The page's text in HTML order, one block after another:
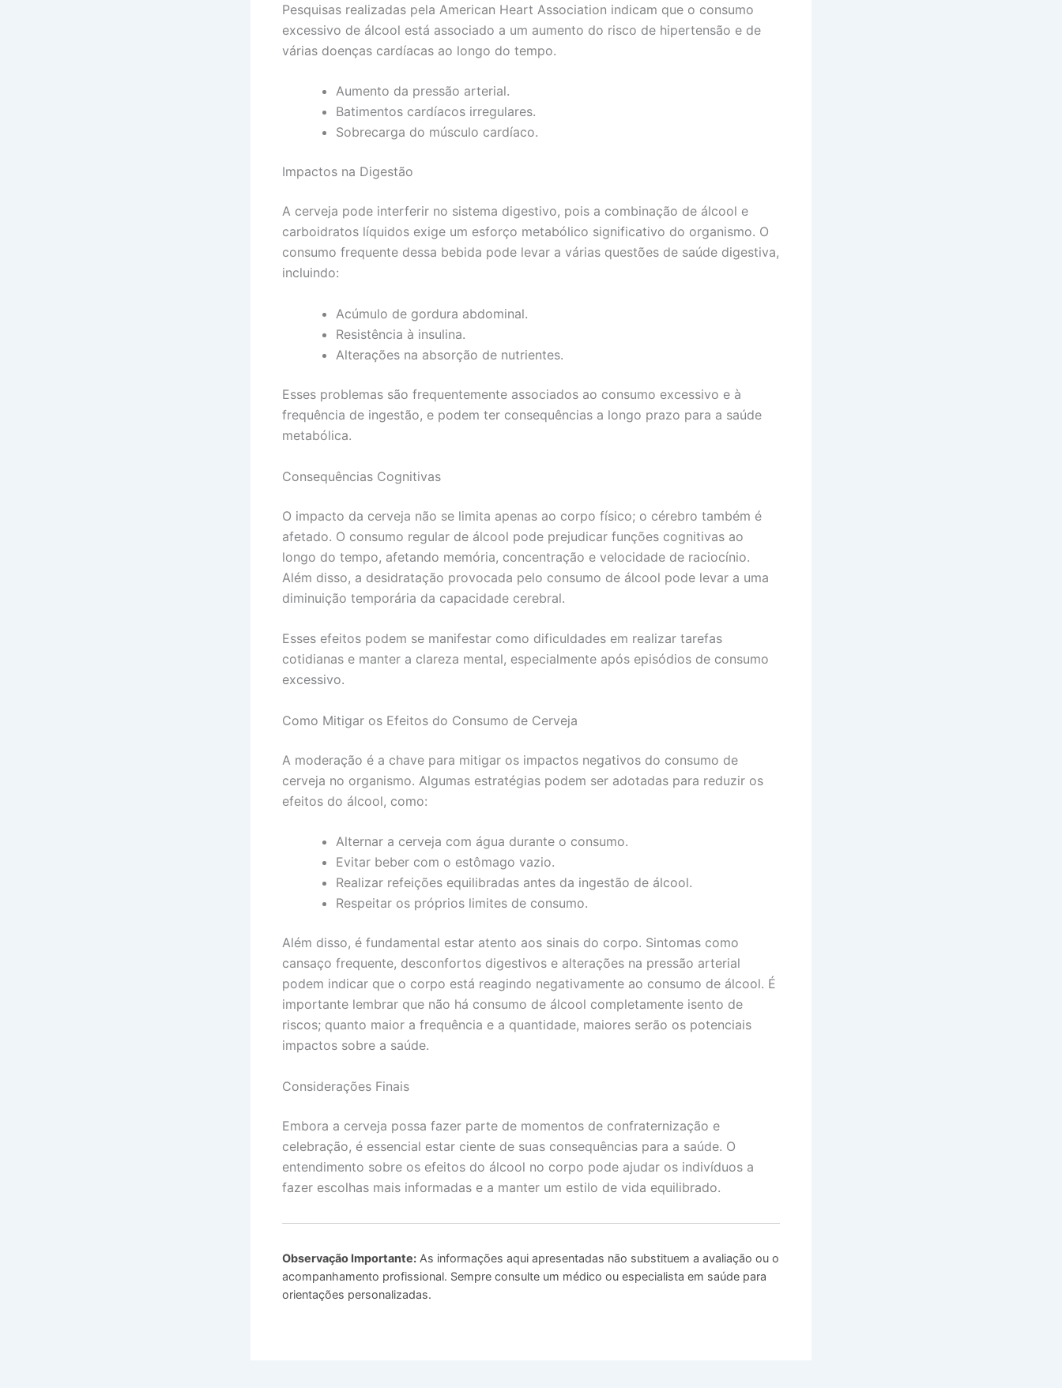
Pesquisas realizadas pela American Heart Association indicam que o consumo
excessivo de álcool está associado a um aumento do risco de hipertensão e de
várias doenças cardíacas ao longo do tempo.
Aumento da pressão arterial.
Batimentos cardíacos irregulares.
Sobrecarga do músculo cardíaco.
Impactos na Digestão
A cerveja pode interferir no sistema digestivo, pois a combinação de álcool e
carboidratos líquidos exige um esforço metabólico significativo do organismo. O
consumo frequente dessa bebida pode levar a várias questões de saúde digestiva,
incluindo:
Acúmulo de gordura abdominal.
Resistência à insulina.
Alterações na absorção de nutrientes.
Esses problemas são frequentemente associados ao consumo excessivo e à
frequência de ingestão, e podem ter consequências a longo prazo para a saúde
metabólica.
Consequências Cognitivas
O impacto da cerveja não se limita apenas ao corpo físico; o cérebro também é
afetado. O consumo regular de álcool pode prejudicar funções cognitivas ao
longo do tempo, afetando memória, concentração e velocidade de raciocínio.
Além disso, a desidratação provocada pelo consumo de álcool pode levar a uma
diminuição temporária da capacidade cerebral.
Esses efeitos podem se manifestar como dificuldades em realizar tarefas
cotidianas e manter a clareza mental, especialmente após episódios de consumo
excessivo.
Como Mitigar os Efeitos do Consumo de Cerveja
A moderação é a chave para mitigar os impactos negativos do consumo de
cerveja no organismo. Algumas estratégias podem ser adotadas para reduzir os
efeitos do álcool, como:
Alternar a cerveja com água durante o consumo.
Evitar beber com o estômago vazio.
Realizar refeições equilibradas antes da ingestão de álcool.
Respeitar os próprios limites de consumo.
Além disso, é fundamental estar atento aos sinais do corpo. Sintomas como
cansaço frequente, desconfortos digestivos e alterações na pressão arterial
podem indicar que o corpo está reagindo negativamente ao consumo de álcool. É
importante lembrar que não há consumo de álcool completamente isento de
riscos; quanto maior a frequência e a quantidade, maiores serão os potenciais
impactos sobre a saúde.
Considerações Finais
Embora a cerveja possa fazer parte de momentos de confraternização e
celebração, é essencial estar ciente de suas consequências para a saúde. O
entendimento sobre os efeitos do álcool no corpo pode ajudar os indivíduos a
fazer escolhas mais informadas e a manter um estilo de vida equilibrado.
Observação Importante: As informações aqui apresentadas não substituem a avaliação ou o
acompanhamento profissional. Sempre consulte um médico ou especialista em saúde para
orientações personalizadas.